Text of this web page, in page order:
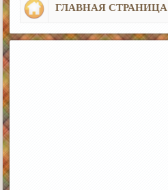
ГЛАВНАЯ СТРАНИЦА